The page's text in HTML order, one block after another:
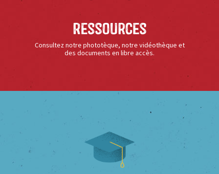
Ressources
Consultez notre phototèque, notre vidéothèque et
des documents en libre accès.